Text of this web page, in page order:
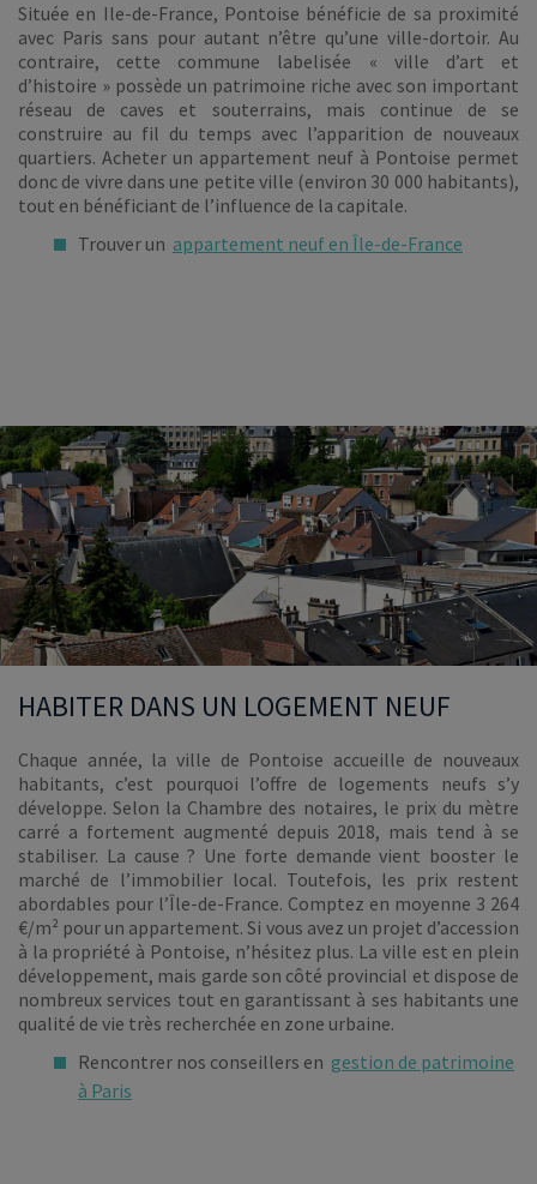
Située en Ile-de-France, Pontoise bénéficie de sa proximité
avec Paris sans pour autant n’être qu’une ville-dortoir. Au
contraire, cette commune labelisée « ville d’art et
d’histoire » possède un patrimoine riche avec son important
réseau de caves et souterrains, mais continue de se
construire au fil du temps avec l’apparition de nouveaux
quartiers. Acheter un appartement neuf à Pontoise permet
donc de vivre dans une petite ville (environ 30 000 habitants),
tout en bénéficiant de l’influence de la capitale.
Trouver un appartement neuf en Île-de-France
HABITER DANS UN LOGEMENT NEUF
Chaque année, la ville de Pontoise accueille de nouveaux
habitants, c’est pourquoi l’offre de logements neufs s’y
développe. Selon la Chambre des notaires, le prix du mètre
carré a fortement augmenté depuis 2018, mais tend à se
stabiliser. La cause ? Une forte demande vient booster le
marché de l’immobilier local. Toutefois, les prix restent
abordables pour l’Île-de-France. Comptez en moyenne 3 264
€/m² pour un appartement. Si vous avez un projet d’accession
à la propriété à Pontoise, n’hésitez plus. La ville est en plein
développement, mais garde son côté provincial et dispose de
nombreux services tout en garantissant à ses habitants une
qualité de vie très recherchée en zone urbaine.
Rencontrer nos conseillers en gestion de patrimoine
à Paris